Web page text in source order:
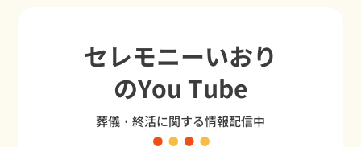
セレモニーいおり
のYou Tube
葬儀・終活に関する情報配信中